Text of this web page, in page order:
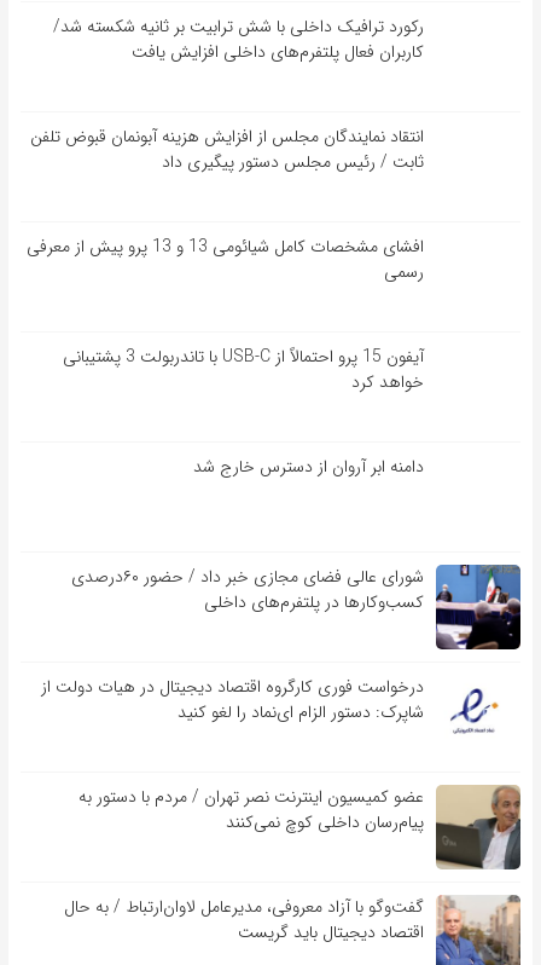
رکورد ترافیک داخلی با شش ترابیت بر ثانیه شکسته شد/
کاربران فعال پلتفرم‌های داخلی افزایش یافت
انتقاد نمایندگان مجلس از افزایش هزینه آبونمان قبوض تلفن
ثابت / رئیس مجلس دستور پیگیری داد
افشای مشخصات کامل شیائومی 13 و 13 پرو پیش از معرفی
رسمی
آیفون 15 پرو احتمالاً از USB-C با تاندربولت 3 پشتیبانی
خواهد کرد
دامنه ابر آروان از دسترس خارج شد
شورای عالی فضای مجازی خبر داد / حضور ۶۰درصدی
کسب‌و‌کارها در پلتفرم‌های داخلی
درخواست فوری کارگروه اقتصاد دیجیتال در هیات دولت از
شاپرک: دستور الزام ای‌نماد را لغو کنید
عضو کمیسیون اینترنت نصر تهران / مردم با دستور به
پیام‌رسان داخلی کوچ نمی‌کنند
گفت‌و‌گو با آزاد معروفی، مدیرعامل لاوان‌ارتباط / به حال
اقتصاد دیجیتال باید گریست